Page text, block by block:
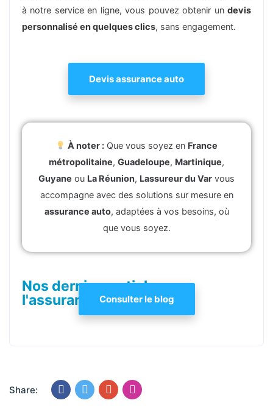
à notre service en ligne, vous pouvez obtenir un devis
personnalisé en quelques clics, sans engagement.
Devis assurance auto
À noter : Que vous soyez en France
métropolitaine, Guadeloupe, Martinique,
Guyane ou La Réunion, Lassureur du Var vous
accompagne avec des solutions sur mesure en
assurance auto, adaptées à vos besoins, où
que vous soyez.
Nos derniers articles sur
l'assurance autoConsulter le blog
Share: